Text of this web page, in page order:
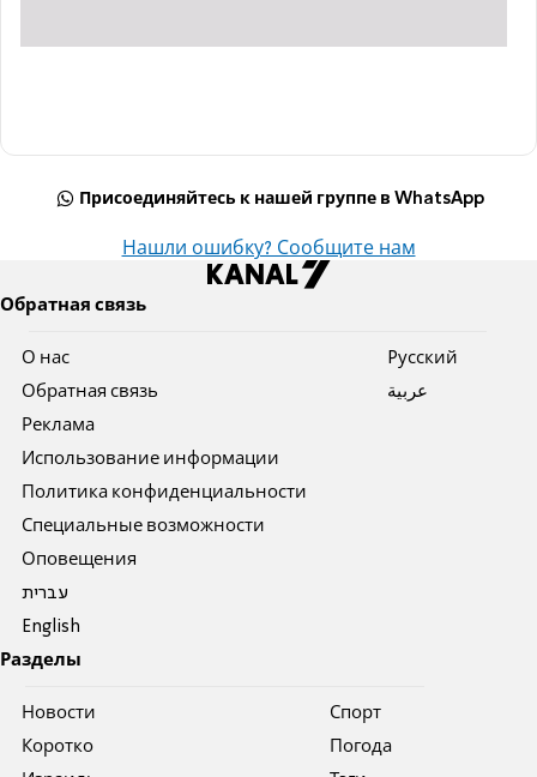
Присоединяйтесь к нашей группе в WhatsApp
Нашли ошибку? Сообщите нам
Обратная связь
О нас
Обратная связь
Реклама
Использование информации
Политика конфиденциальности
Специальные возможности
Оповещения
עברית
English
Pусский
عربية
Разделы
Новости
Коротко
Спорт
Погода